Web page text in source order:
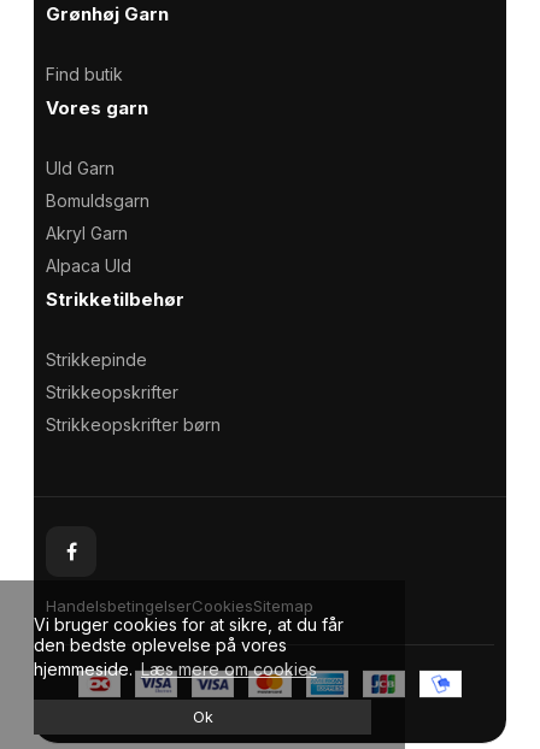
Vi bruger cookies for at sikre, at du får
den bedste oplevelse på vores
hjemmeside.Læs mere om cookies
Ok
Grønhøj Garn
Find butik
Vores garn
Uld Garn
Bomuldsgarn
Akryl Garn
Alpaca Uld
Strikketilbehør
Strikkepinde
Strikkeopskrifter
Strikkeopskrifter børn
HandelsbetingelserCookiesSitemap